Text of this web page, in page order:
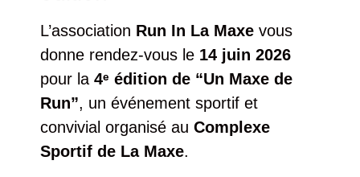
L’association Run In La Maxe vous
donne rendez-vous le 14 juin 2026
pour la 4ᵉ édition de “Un Maxe de
Run”, un événement sportif et
convivial organisé au Complexe
Sportif de La Maxe.